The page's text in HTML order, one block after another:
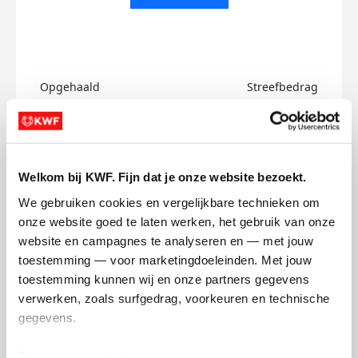
Welkom bij KWF. Fijn dat je onze website bezoekt.
We gebruiken cookies en vergelijkbare technieken om
onze website goed te laten werken, het gebruik van onze
website en campagnes te analyseren en — met jouw
toestemming — voor marketingdoeleinden. Met jouw
toestemming kunnen wij en onze partners gegevens
verwerken, zoals surfgedrag, voorkeuren en technische
gegevens.
Opgehaald
€0
Streefbedrag
€500
Hanneke's badges